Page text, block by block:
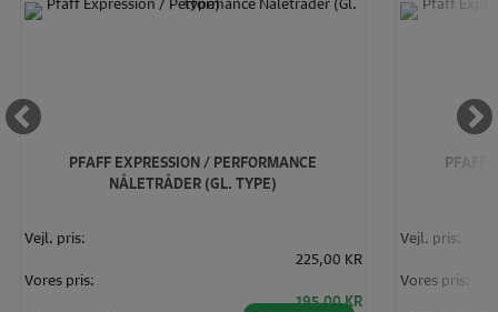
PFAFF EXPRESSION / PERFORMANCE
NÅLETRÅDER (GL. TYPE)
Vejl. pris:
225,00 KR
Vores pris:
195,00 KR
PFAFF
Vejl. pris:
Vores pris: